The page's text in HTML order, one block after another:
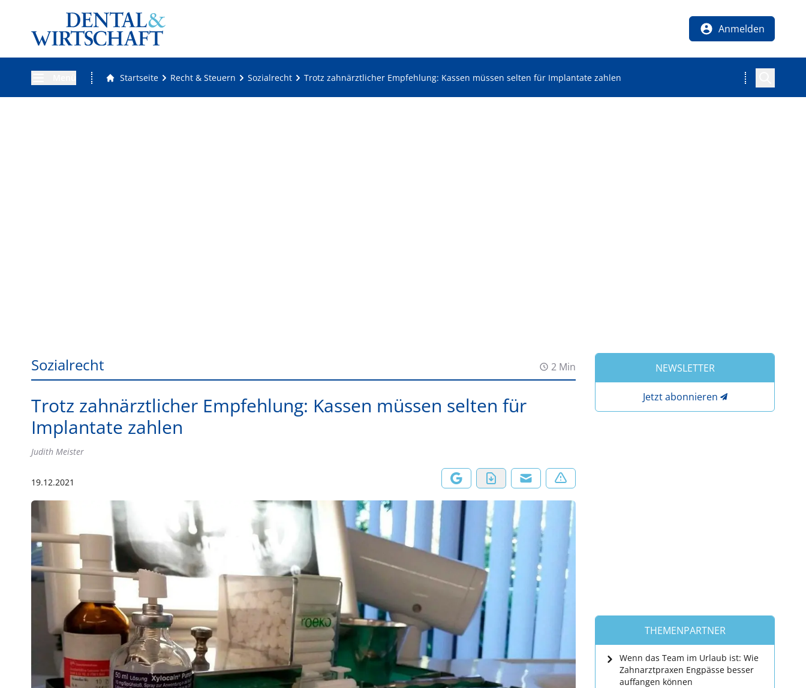
Anmelden
Startseite Recht & Steuern Sozialrecht Trotz zahnärztlicher Empfehlung: Kassen müssen selten für Implantate zahlen
Sozialrecht 2 Min
Trotz zahnärztlicher Empfehlung: Kassen müssen selten für
Implantate zahlen
Judith Meister
19.12.2021
NEWSLETTER
Jetzt abonnieren
THEMENPARTNER
Wenn das Team im Urlaub ist: Wie
Zahnarztpraxen Engpässe besser
auffangen können